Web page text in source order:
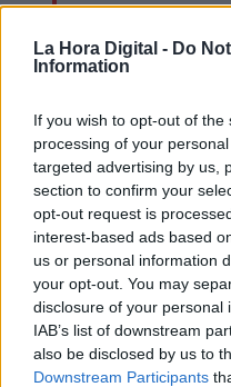
La Hora Digital - Do
Information
If you wish to opt-out of
processing of your
targeted advertising by us,
section to confirm your
opt-out request is
interest-based ads based
us or personal information
your opt-out. You may
disclosure of your personal
IAB’s list of downstream
also be disclosed by us to
Downstream Participants
El turismo se
niveles previos